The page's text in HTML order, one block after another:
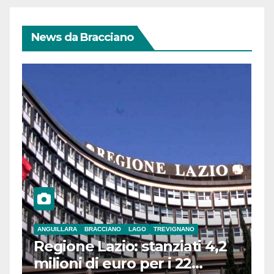
News da Bracciano
ANGUILLARA BRACCIANO LAGO TREVIGNANO
Regione Lazio: stanziati 4,2
milioni di euro per i 22